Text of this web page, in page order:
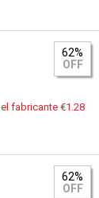
62%
OFF
fabricante €1.28
62%
OFF